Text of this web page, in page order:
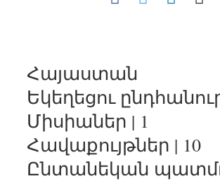
Հայաստան
Եկեղեցու
Միսիաներ | 1
Հավաքույթներ | 10
Ընտանեկան